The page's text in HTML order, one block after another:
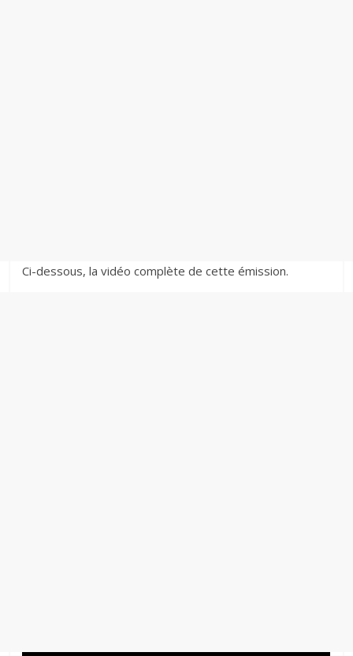
Ci-dessous, la vidéo complète de cette émission.